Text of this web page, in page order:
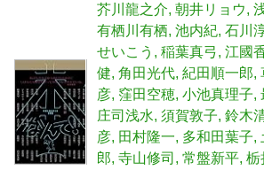
芥川龍之介 朝井リョウ
有栖川有栖 池内紀 石川
せいこう
稲葉真弓 江國
健 角田光代 紀田順一郎
彦 窪田空穂 小池真理子
庄司浅水 須賀敦子 鈴木
彦 田村隆一 多和田葉子
郎 寺山修司 常盤新平 栃